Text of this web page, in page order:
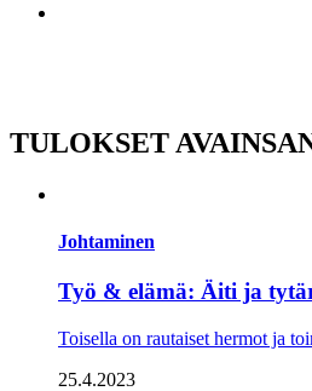
TULOKSET
Johtaminen
Työ & elämä: Äiti ja
Toisella on rautaiset hermot ja
25.4.2023